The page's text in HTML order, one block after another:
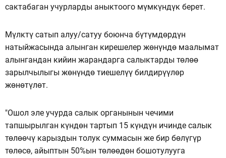
сактабаган учурларды аныктоого мүмкүндүк берет.
Мүлктү сатып алуу/сатуу боюнча бүтүмдөрдүн
натыйжасында алынган кирешелер жөнүндө маалымат
алынгандан кийин жарандарга салыктарды төлөө
зарылчылыгы жөнүндө тиешелүү билдирүүлөр
жөнөтүлөт.
"Ошол эле учурда салык органынын чечими
тапшырылган күндөн тартып 15 күндүн ичинде салык
төлөөчү карыздын толук суммасын же бир бөлүгүр
төлөсө, айыптын 50%ын төлөөдөн бошотулууга